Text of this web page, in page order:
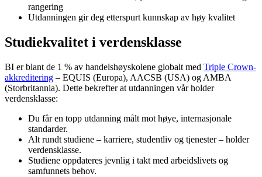
rangering
Utdanningen gir deg etterspurt kunnskap av høy kvalitet
Studiekvalitet i verdensklasse
BI er blant de 1 % av handelshøyskolene globalt med Triple Crown-
akkreditering – EQUIS (Europa), AACSB (USA) og AMBA
(Storbritannia). Dette bekrefter at utdanningen vår holder
verdensklasse:
Du får en topp utdanning målt mot høye, internasjonale
standarder.
Alt rundt studiene – karriere, studentliv og tjenester – holder
verdensklasse.
Studiene oppdateres jevnlig i takt med arbeidslivets og
samfunnets behov.